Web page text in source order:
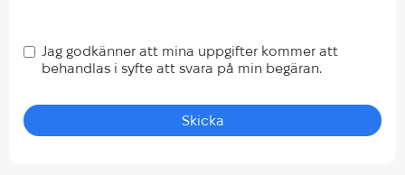
Jag godkänner att mina uppgifter kommer att
behandlas i syfte att svara på min begäran.